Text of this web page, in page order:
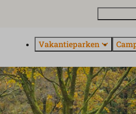
Vakantieparken